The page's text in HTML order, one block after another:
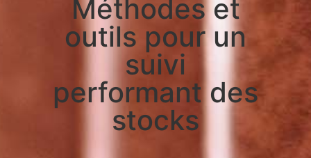
Méthodes et
outils pour un
suivi
performant des
stocks